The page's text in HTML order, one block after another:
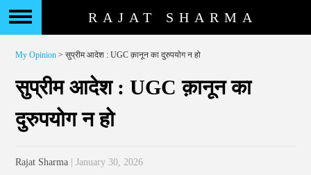
RAJAT SHARMA
My Opinion > सुप्रीम आदेश : UGC क़ानून का दुरुपयोग न हो
सुप्रीम आदेश : UGC क़ानून का
दुरुपयोग न हो
Rajat Sharma | January 30, 2026